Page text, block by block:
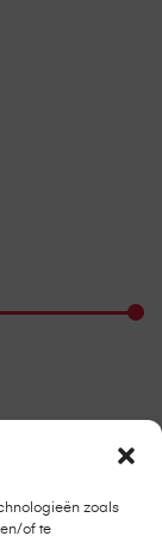
zoals
of te